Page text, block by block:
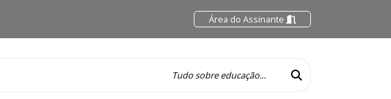
Área do Assinante